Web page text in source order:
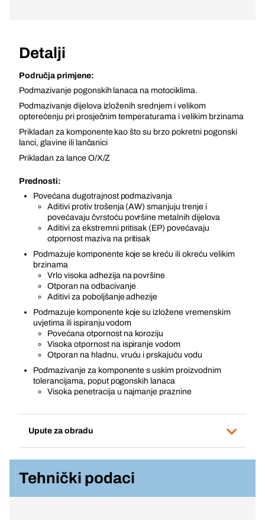
Detalji
Područja primjene:
Podmazivanje pogonskih lanaca na motociklima.
Podmazivanje dijelova izloženih srednjem i velikom
opterećenju pri prosječnim temperaturama i velikim brzinama
Prikladan za komponente kao što su brzo pokretni pogonski
lanci, glavine ili lančanici
Prikladan za lance O/X/Z
Prednosti:
Povećana dugotrajnost podmazivanja
Aditivi protiv trošenja (AW) smanjuju trenje i
povećavaju čvrstoću površine metalnih dijelova
Aditivi za ekstremni pritisak (EP) povećavaju
otpornost maziva na pritisak
Podmazuje komponente koje se kreću ili okreću velikim
brzinama
Vrlo visoka adhezija na površine
Otporan na odbacivanje
Aditivi za poboljšanje adhezije
Podmazuje komponente koje su izložene vremenskim
uvjetima ili ispiranju vodom
Povećana otpornost na koroziju
Visoka otpornost na ispiranje vodom
Otporan na hladnu, vruću i prskajuću vodu
Podmazivanje za komponente s uskim proizvodnim
tolerancijama, poput pogonskih lanaca
Visoka penetracija u najmanje praznine
Upute za obradu
Tehnički podaci